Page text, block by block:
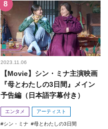
2023.11.06
【Movie】シン・ミナ主演映画
『母とわたしの3日間』メイン
予告編（日本語字幕付き）
エンタメ アーティスト
シン・ミナ 母とわたしの3日間